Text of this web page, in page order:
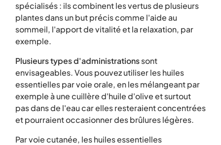
spécialisés : ils combinent les vertus de plusieurs
plantes dans un but précis comme l'aide au
sommeil, l'apport de vitalité et la relaxation, par
exemple.
Plusieurs types d'administrationssont
envisageables. Vous pouvez utiliser les huiles
essentielles par voie orale, en les mélangeant par
exemple à une cuillère d'huile d'olive et surtout
pas dans de l'eau car elles resteraient concentrées
et pourraient occasionner des brûlures légères.
Par voie cutanée, les huiles essentielles